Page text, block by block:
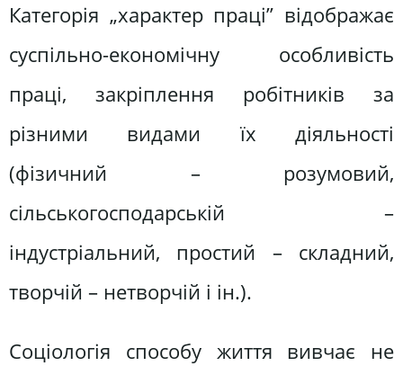
Категорія „характер праці” відображає
суспільно-економічну особливість
праці, закріплення робітників за
різними видами їх діяльності
(фізичний – розумовий,
сільськогосподарській –
індустріальний, простий – складний,
творчій – нетворчій і ін.).
Соціологія способу життя вивчає не